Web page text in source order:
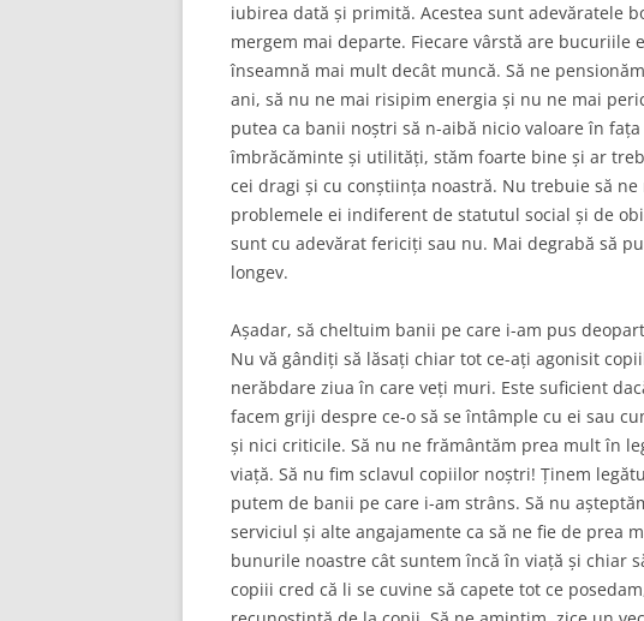
iubirea dată și primită. Acestea sunt adevăratele
mergem mai departe. Fiecare vârstă are
înseamnă mai mult decât muncă. Să ne
ani, să nu ne mai risipim energia și nu ne mai
putea ca banii noștri să n-aibă nicio valoare în
îmbrăcăminte și utilități, stăm foarte bine și ar
cei dragi și cu conștiința noastră. Nu trebuie să
problemele ei indiferent de statutul social și de
sunt cu adevărat fericiți sau nu. Mai degrabă să
longev.
Așadar, să cheltuim banii pe care i-am pus
Nu vă gândiți să lăsați chiar tot ce-ați agonisit
nerăbdare ziua în care veți muri. Este suficient
facem griji despre ce-o să se întâmple cu ei sau
și nici criticile. Să nu ne frământăm prea mult în
viață. Să nu fim sclavul copiilor noștri! Ținem
putem de banii pe care i-am strâns. Să nu
serviciul și alte angajamente ca să ne fie de prea
bunurile noastre cât suntem încă în viață și chiar
copiii cred că li se cuvine să capete tot ce